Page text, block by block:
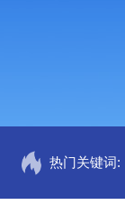
热门关键词: